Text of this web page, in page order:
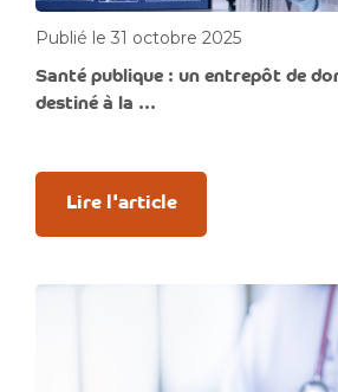
Publié le 31 octobre 2025
Santé publique : un entrepôt de
destiné à la ...
Lire l'article